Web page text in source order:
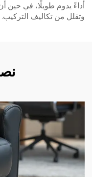
أداءً يدوم طويلًا، في حين
وتقلل من تكاليف التركيب.